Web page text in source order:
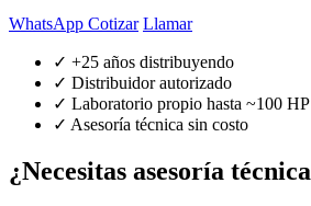
WhatsApp Cotizar Llamar
✓ +25 años distribuyendo
✓ Distribuidor autorizado
✓ Laboratorio propio hasta ~100 HP
✓ Asesoría técnica sin costo
¿Necesitas asesoría